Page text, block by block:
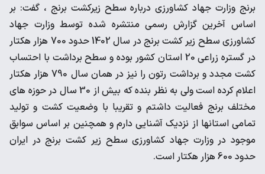
برنج وزارت جهاد کشاورزی درباره سطح زیرکشت برنج ، گفت: بر
اساس آخرین گزارش رسمی منتشره شده توسط وزارت جهاد
کشاورزی سطح زیر کشت برنج در سال 1402 حدود 700 هزار هکتار
در گستره زراعی 20 استان کشور بوده و سطح برداشت با احتساب
کشت مجدد و برداشت رتون را نیز در همان سال 790 هزار هکتار
اعلام کرده است ولی به نظر بنده که بیش از 30 سال در حوزه های
مختلف برنج فعالیت داشتم و تقریبا با وضعیت کشت و تولید
تمامی استانها از نزدیک آشنایی دارم و همچنین بر اساس سوابق
موجود در وزارت جهاد کشاورزی سطح زیر کشت برنج در ایران
حدود 600 هزار هکتار است.